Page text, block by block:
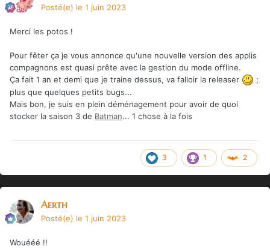
Posté(e) le 1 juin 2023
Merci les potos !
Pour fêter ça je vous annonce qu'une nouvelle version des applis
compagnons est quasi prête avec la gestion du mode offline.
Ça fait 1 an et demi que je traine dessus, va falloir la releaser
;
plus que quelques petits bugs...
Mais bon, je suis en plein déménagement pour avoir de quoi
stocker la saison 3 de Batman... 1 chose à la fois
3 1 2
Aerth
Posté(e) le 1 juin 2023
Wouééé !!